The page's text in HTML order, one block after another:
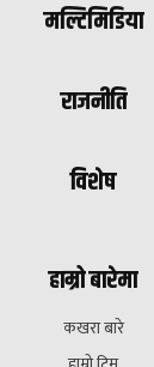
मल्टिमिडिया
राजनीति
विशेष
हाम्रो बारेमा
कखरा बारे